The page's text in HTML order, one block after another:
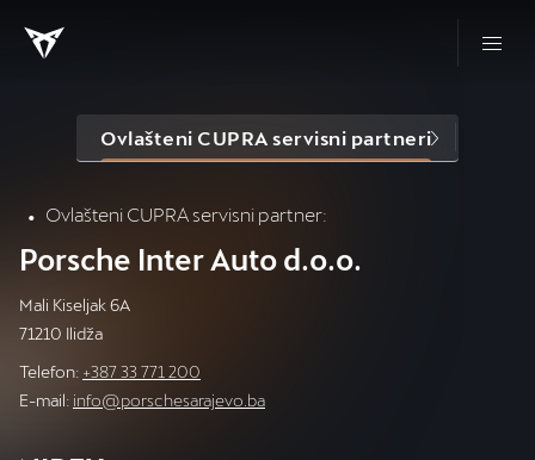
Ovlašteni CUPRA servisni partneri
Ovlašteni CUPRA servisni partner:
Porsche Inter Auto d.o.o.
Mali Kiseljak 6A
71210 Ilidža
Telefon: +387 33 771 200
E-mail: info@porschesarajevo.ba